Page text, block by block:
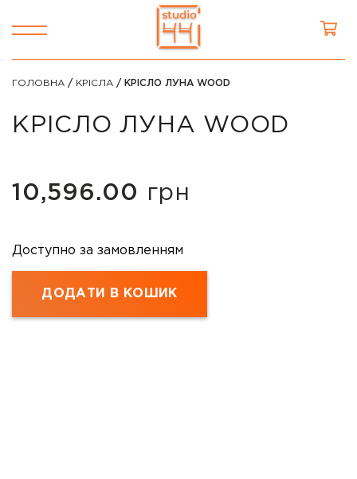
ГОЛОВНА / КРІСЛА / КРІСЛО ЛУНА WOOD
КРІСЛО ЛУНА WOOD
10,596.00 грн
Доступно за замовленням
ДОДАТИ В КОШИК